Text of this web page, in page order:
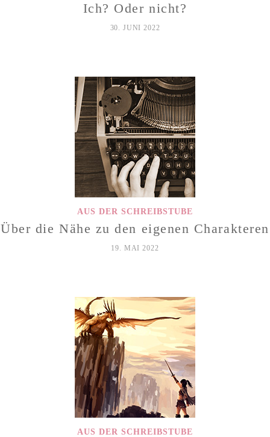
Ich? Oder nicht?
30. JUNI 2022
AUS DER SCHREIBSTUBE
Über die Nähe zu den eigenen Charakteren
19. MAI 2022
AUS DER SCHREIBSTUBE